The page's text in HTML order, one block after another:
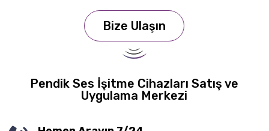
Bize Ulaşın
Pendik Ses İşitme Cihazları Satış ve
Uygulama Merkezi